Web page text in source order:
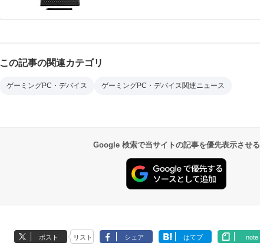
この記事の関連カテゴリ
ゲーミングPC・デバイス ゲーミングPC・デバイス関連ニュース
Google 検索で当サイトの記事を優先表示させる
ポスト リスト シェア はてブ note